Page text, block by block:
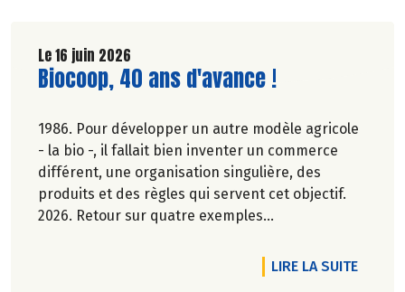
Le 16 juin 2026
Lire la suite de l'article
Biocoop, 40 ans d'avance !
1986. Pour développer un autre modèle agricole
- la bio -, il fallait bien inventer un commerce
différent, une organisation singulière, des
produits et des règles qui servent cet objectif.
2026. Retour sur quatre exemples
évidences ou d'actualité dans la société.LIRE LA SUITEDE